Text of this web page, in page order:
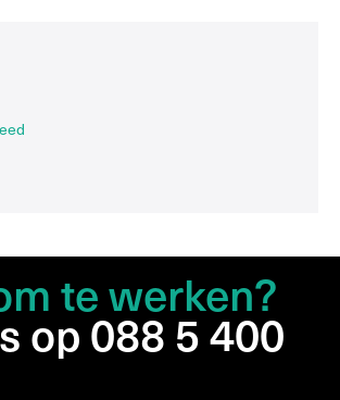
te werken?
op 088 5 400